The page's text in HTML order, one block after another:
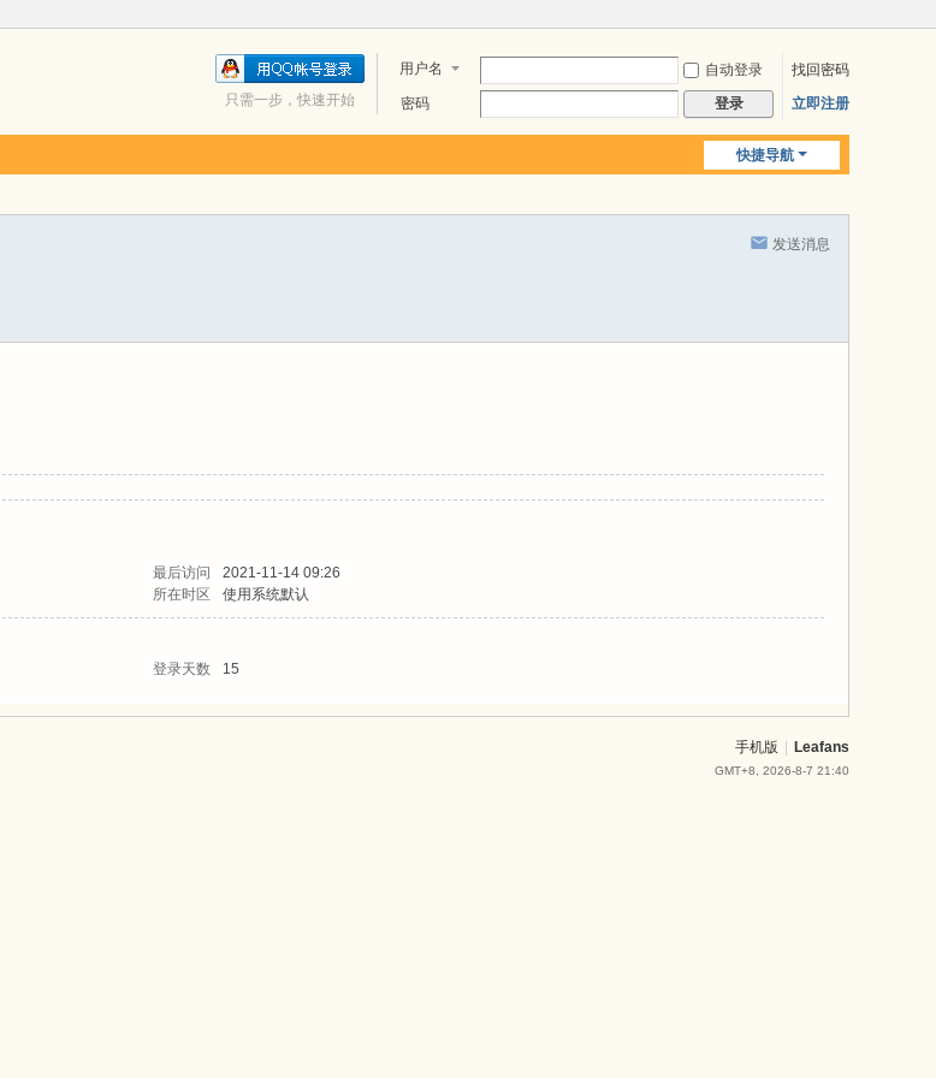
用户名 自动登录
找回密码
密码
登录 立即注册
只需一步，快速开始
快捷导航
发送消息
最后访问
2021-11-14 09:26
所在时区 使用系统默认
登录天数 15
手机版 Leafans
GMT+8, 2026-8-7 21:40